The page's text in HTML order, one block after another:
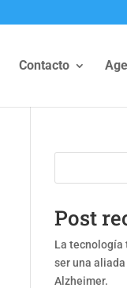
Contacto
Post
La tecnología
ser una aliada
Alzheimer.